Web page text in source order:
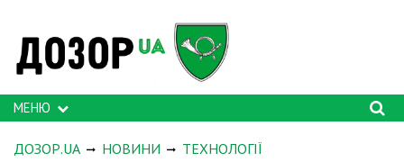
МЕНЮ
ДОЗОР.UA НОВИНИ ТЕХНОЛОГІЇ